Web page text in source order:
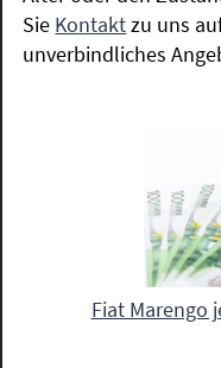
Sie Kontaktzu uns
unverbindliches
Fiat Marengo